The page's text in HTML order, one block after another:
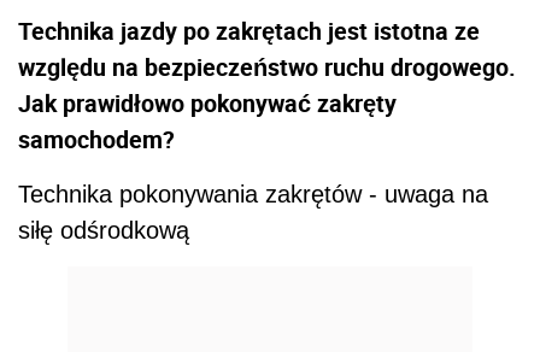
Technika jazdy po zakrętach jest istotna ze
względu na bezpieczeństwo ruchu drogowego.
Jak prawidłowo pokonywać zakręty
samochodem?
Technika pokonywania zakrętów - uwaga na
siłę odśrodkową